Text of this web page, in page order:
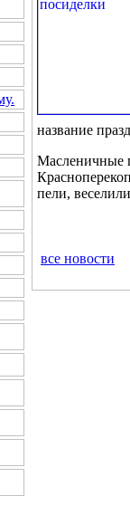
название
Масленичные
пели,
все новости